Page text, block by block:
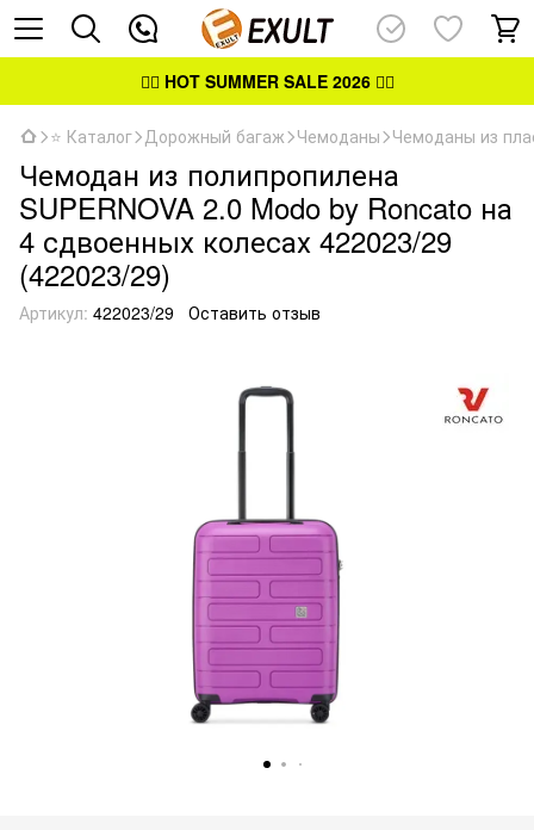
👉🏻 HOT SUMMER SALE 2026👈🏻
⭐ Каталог Дорожный багаж Чемоданы Чемоданы из
Чемодан из полипропилена
SUPERNOVA 2.0 Modo by Roncato на
4 сдвоенных колесах 422023/29
(422023/29)
Артикул: 422023/29 Оставить отзыв